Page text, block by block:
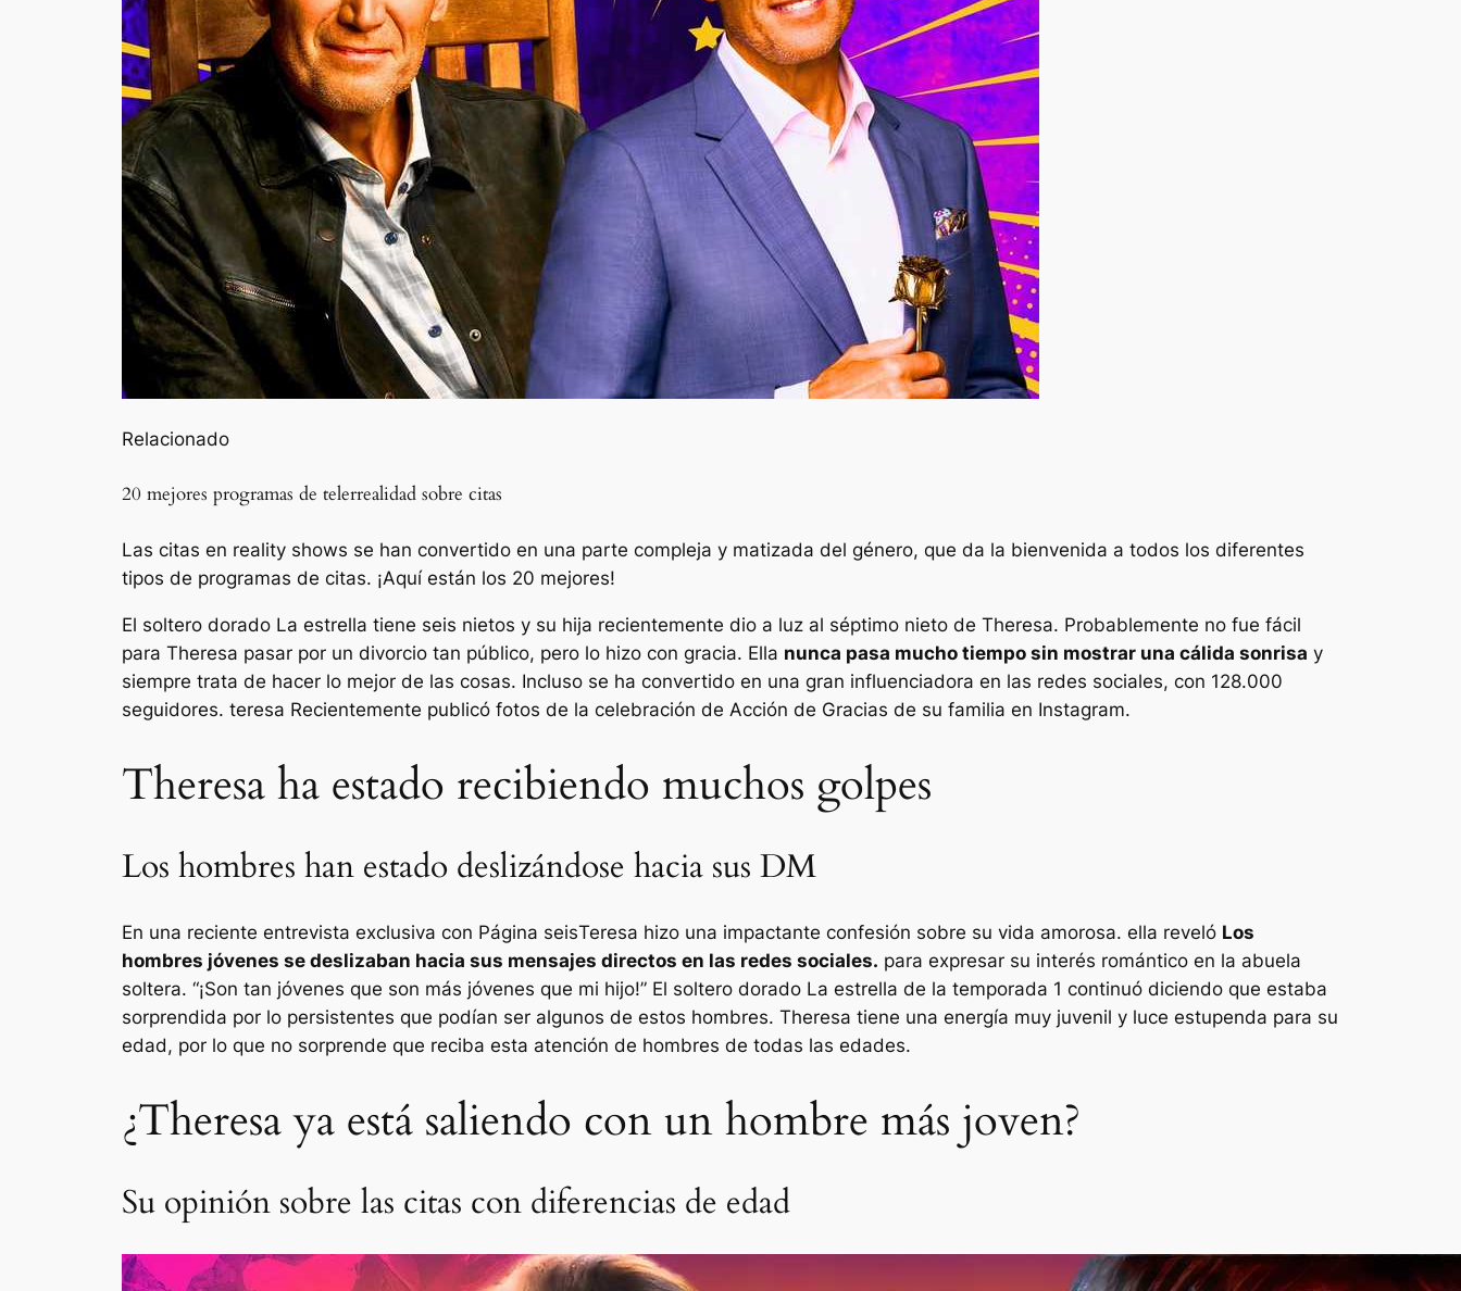
Relacionado
20 mejores programas de telerrealidad sobre citas
Las citas en reality shows se han convertido en una parte compleja y matizada del género, que da la bienvenida a todos los diferentes
tipos de programas de citas. ¡Aquí están los 20 mejores!
El soltero dorado La estrella tiene seis nietos y su hija recientemente dio a luz al séptimo nieto de Theresa. Probablemente no fue fácil
para Theresa pasar por un divorcio tan público, pero lo hizo con gracia. Ella nunca pasa mucho tiempo sin mostrar una cálida sonrisa y
siempre trata de hacer lo mejor de las cosas. Incluso se ha convertido en una gran influenciadora en las redes sociales, con 128.000
seguidores. teresa Recientemente publicó fotos de la celebración de Acción de Gracias de su familia en Instagram.
Theresa ha estado recibiendo muchos golpes
Los hombres han estado deslizándose hacia sus DM
En una reciente entrevista exclusiva con Página seisTeresa hizo una impactante confesión sobre su vida amorosa. ella reveló Los
hombres jóvenes se deslizaban hacia sus mensajes directos en las redes sociales. para expresar su interés romántico en la abuela
soltera. “¡Son tan jóvenes que son más jóvenes que mi hijo!” El soltero dorado La estrella de la temporada 1 continuó diciendo que estaba
sorprendida por lo persistentes que podían ser algunos de estos hombres. Theresa tiene una energía muy juvenil y luce estupenda para su
edad, por lo que no sorprende que reciba esta atención de hombres de todas las edades.
¿Theresa ya está saliendo con un hombre más joven?
Su opinión sobre las citas con diferencias de edad